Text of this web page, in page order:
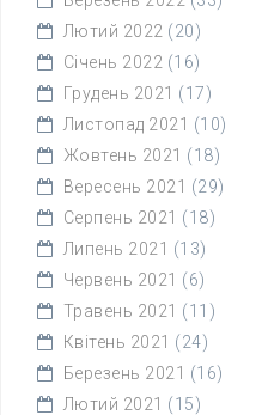
Лютий 2022 (20)
Січень 2022 (16)
Грудень 2021 (17)
Листопад 2021 (10)
Жовтень 2021 (18)
Вересень 2021 (29)
Серпень 2021 (18)
Липень 2021 (13)
Червень 2021 (6)
Травень 2021 (11)
Квітень 2021 (24)
Березень 2021 (16)
Лютий 2021 (15)